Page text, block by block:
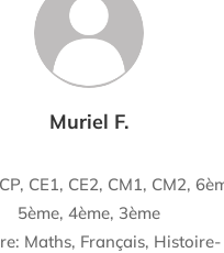
Muriel F.
CE1, CE2, CM1, CM2,
5ème, 4ème, 3ème
Maths, Français, Histoire-